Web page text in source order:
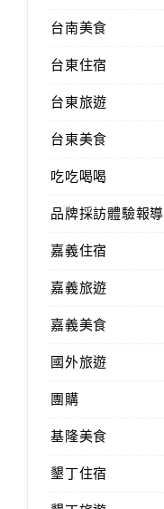
台南美食
台東住宿
台東旅遊
台東美食
吃吃喝喝
品牌採訪體驗報導
嘉義住宿
嘉義旅遊
嘉義美食
國外旅遊
團購
基隆美食
墾丁住宿